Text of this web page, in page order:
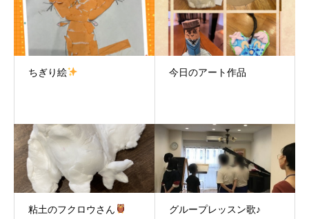
ちぎり絵 今日のアート作品
粘土のフクロウさん グループレッスン歌♪